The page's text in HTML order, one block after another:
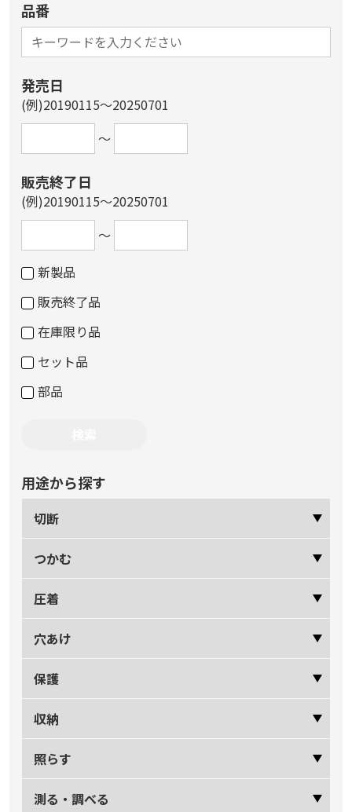
品番
発売日
(例)20190115～20250701
～
販売終了日
(例)20190115～20250701
～
新製品
販売終了品
在庫限り品
セット品
部品
用途から探す
切断
つかむ
圧着
穴あけ
保護
収納
照らす
測る・調べる